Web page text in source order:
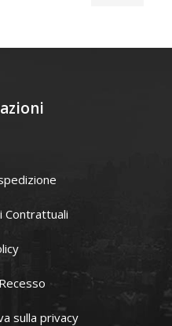
Contrattuali
sulla privacy